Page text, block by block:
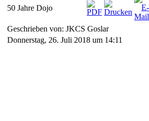
50 Jahre Dojo
Geschrieben von: JKCS Goslar
Donnerstag, 26. Juli 2018 um 14:11